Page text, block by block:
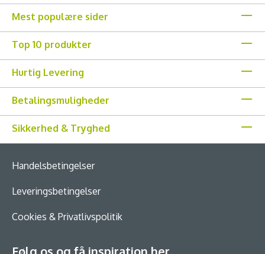
Mest populære sider
Top 10 produkter
Hurtig Levering
Betalingsmuligheder
Sikkerhed & Tryghed
Handelsbetingelser
Leveringsbetingelser
Cookies & Privatlivspolitik